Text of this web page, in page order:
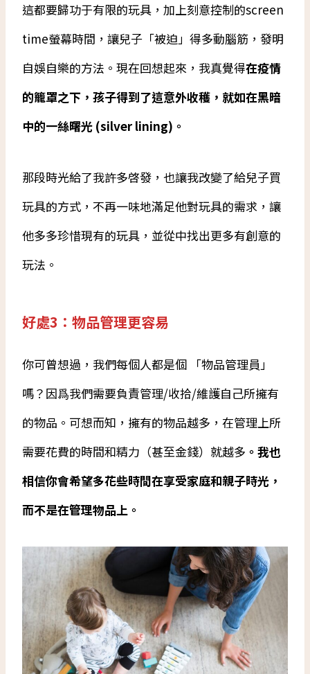
這都要歸功于有限的玩具，加上刻意控制的screen
time螢幕時間，讓兒子「被迫」得多動腦筋，發明
自娛自樂的方法。現在回想起來，我真覺得在疫情
的籠罩之下，孩子得到了這意外收穫，就如在黑暗
中的一絲曙光 (silver lining)。
那段時光給了我許多啓發，也讓我改變了給兒子買
玩具的方式，不再一味地滿足他對玩具的需求，讓
他多多珍惜現有的玩具，並從中找出更多有創意的
玩法。
好處3：物品管理更容易
你可曾想過，我們每個人都是個 「物品管理員」
嗎？因爲我們需要負責管理/收拾/維護自己所擁有
的物品。可想而知，擁有的物品越多，在管理上所
需要花費的時間和精力（甚至金錢）就越多 。我也
相信你會希望多花些時間在享受家庭和親子時光，
而不是在管理物品上。